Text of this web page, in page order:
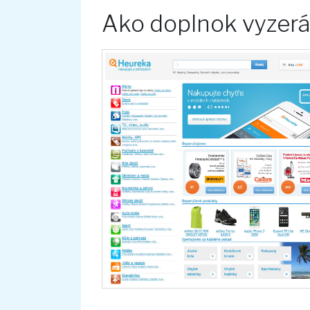
Ako doplnok